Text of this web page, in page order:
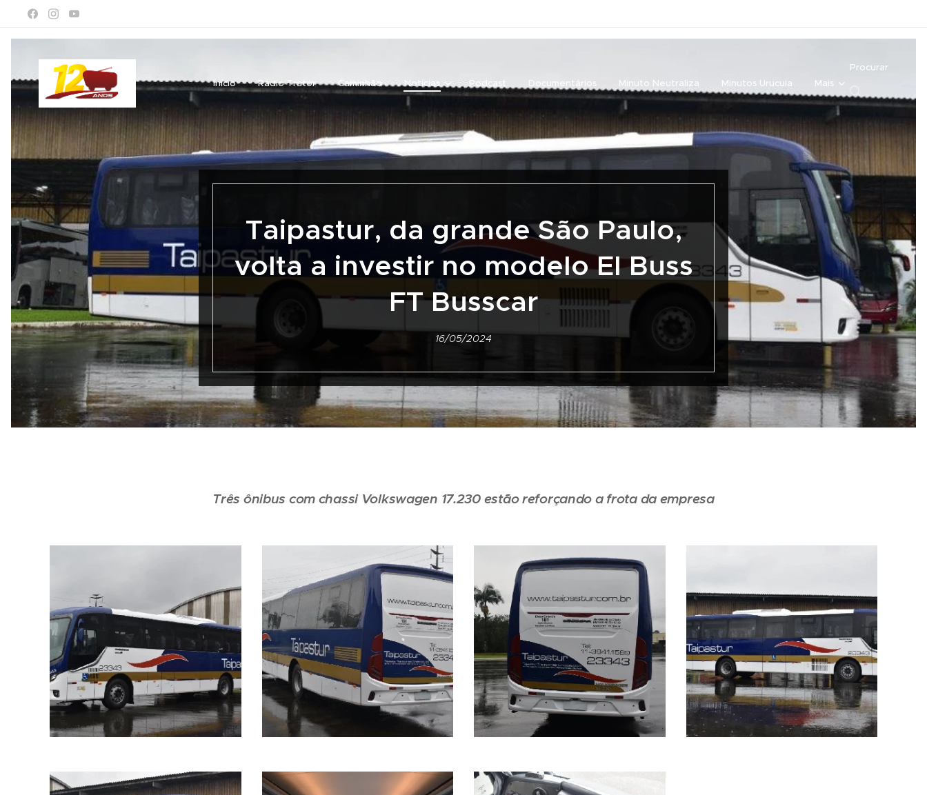
Início Rádio Trator Caminhão Notícias Podcast Documentários Minuto Neutraliza Minutos Urucuia Mais
Procurar
Taipastur, da grande São Paulo,
volta a investir no modelo El Buss
FT Busscar
16/05/2024
Três ônibus com chassi Volkswagen 17.230 estão reforçando a frota da empresa